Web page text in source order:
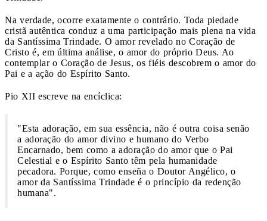
Na verdade, ocorre exatamente o contrário. Toda piedade
cristã autêntica conduz a uma participação mais plena na vida
da Santíssima Trindade. O amor revelado no Coração de
Cristo é, em última análise, o amor do próprio Deus. Ao
contemplar o Coração de Jesus, os fiéis descobrem o amor do
Pai e a ação do Espírito Santo.
Pio XII escreve na encíclica:
"Esta adoração, em sua essência, não é outra coisa senão
a adoração do amor divino e humano do Verbo
Encarnado, bem como a adoração do amor que o Pai
Celestial e o Espírito Santo têm pela humanidade
pecadora. Porque, como enseña o Doutor Angélico, o
amor da Santíssima Trindade é o princípio da redenção
humana".